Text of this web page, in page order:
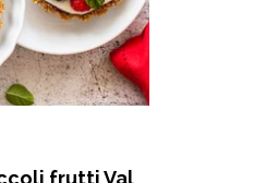
frutti Val